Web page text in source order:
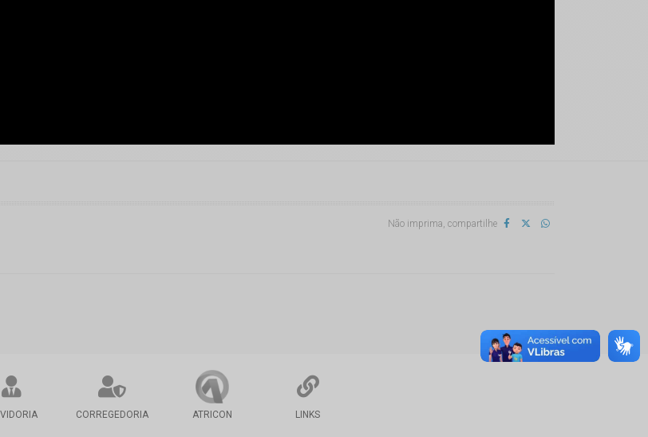
Não imprima, compartilhe
CORREGEDORIA ATRICON LINKS